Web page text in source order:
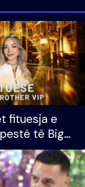
fituesja e
të Big
rrëmben
prej 100